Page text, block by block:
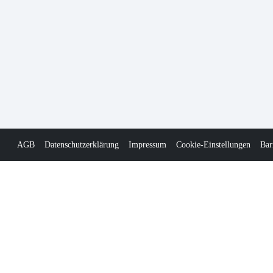
AGB Datenschutzerklärung Impressum Cookie-Einstellungen